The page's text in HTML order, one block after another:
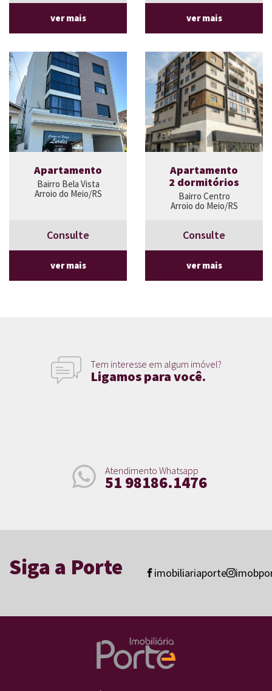
ver mais ver mais
Apartamento
Bairro Bela Vista
Arroio do Meio/RS
Consulte
ver mais
Apartamento
2 dormitórios
Bairro Centro
Arroio do Meio/RS
Consulte
ver mais
Tem interesse em algum imóvel?
Ligamos para você.
Atendimento Whatsapp
51 98186.1476
Siga a Porte imobiliariaporte